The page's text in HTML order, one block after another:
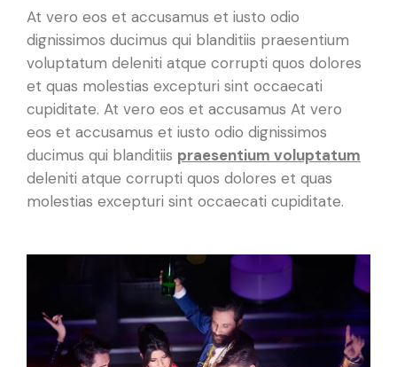
At vero eos et accusamus et iusto odio
dignissimos ducimus qui blanditiis praesentium
voluptatum deleniti atque corrupti quos dolores
et quas molestias excepturi sint occaecati
cupiditate. At vero eos et accusamus At vero
eos et accusamus et iusto odio dignissimos
ducimus qui blanditiis praesentium voluptatum
deleniti atque corrupti quos dolores et quas
molestias excepturi sint occaecati cupiditate.